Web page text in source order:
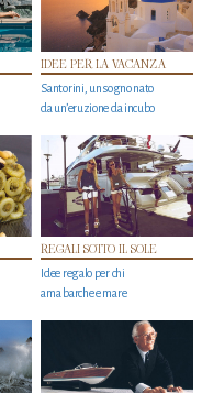
IDEE PER LA VACANZA
Santorini, un sogno nato
da un’eruzione da incubo
REGALI SOTTO IL SOLE
Idee regalo per chi
ama barche e mare